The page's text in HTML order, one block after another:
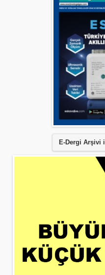
E-Dergi Arşivi